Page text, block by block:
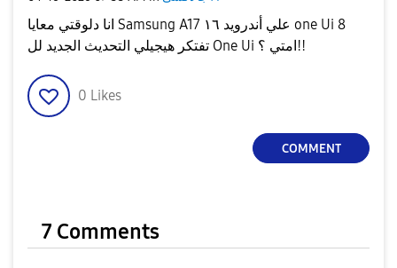
انا دلوقتي معايا Samsung A17 علي أندرويد ١٦ one Ui 8
تفتكر هيجيلي التحديث الجديد لل One Ui امتي ؟!!
0 Likes
COMMENT
7 Comments